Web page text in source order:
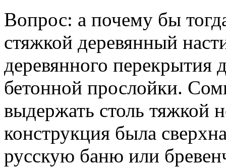
Вопрос: а почему бы
стяжкой деревянный
деревянного перекрытия
бетонной прослойки.
выдержать столь тяжкой
конструкция была
русскую баню или